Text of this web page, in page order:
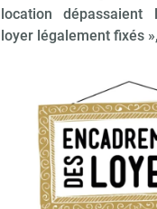
location
loyer légalement fixés